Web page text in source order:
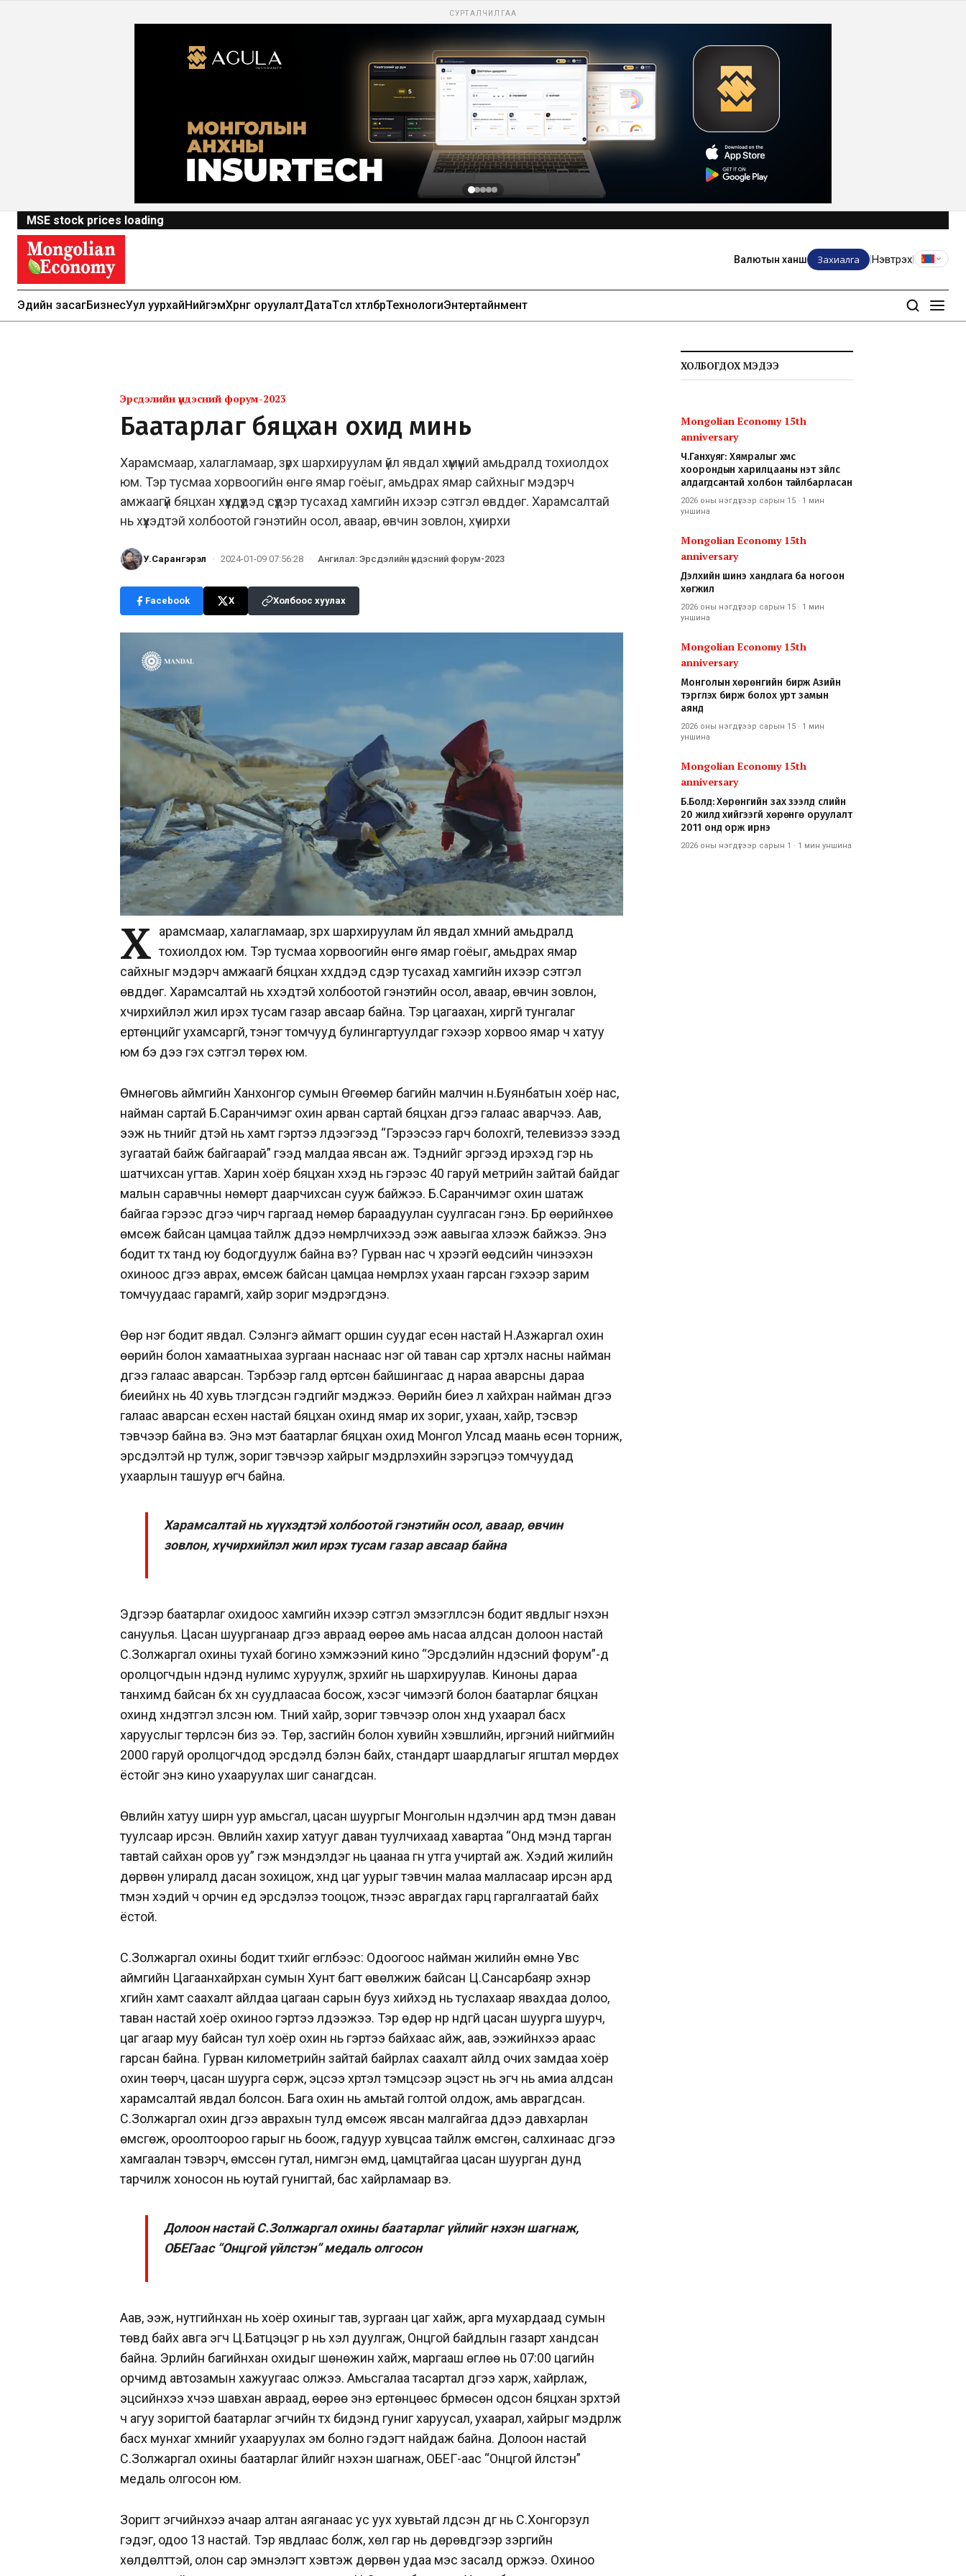
СУРТАЛЧИЛГАА
MSE stock prices loading
Валютын ханш Захиалга Нэвтрэх
Эдийн засагБизнесУул уурхайНийгэмХөрөнгө оруулалтДатаТөсөл хөтөлбөрТехнологиЭнтертайнмент
Эрсдэлийн үндэсний форум-2023
Баатарлаг бяцхан охид минь
Харамсмаар, халагламаар, зүрх шархируулам үйл явдал хүмүүний амьдралд тохиолдох
юм. Тэр тусмаа хорвоогийн өнгө ямар гоёыг, амьдрах ямар сайхныг мэдэрч
амжаагүй бяцхан хүүхдүүдэд сүүдэр тусахад хамгийн ихээр сэтгэл өвддөг. Харамсалтай
нь хүүхэдтэй холбоотой гэнэтийн осол, аваар, өвчин зовлон, хүчирхи
У.Сарангэрэл · 2024-01-09 07:56:28 · Ангилал: Эрсдэлийн үндэсний форум-2023
Facebook X Холбоос хуулах
Х арамсмаар, халагламаар, зүрх шархируулам үйл явдал хүмүүний амьдралд
тохиолдох юм. Тэр тусмаа хорвоогийн өнгө ямар гоёыг, амьдрах ямар
сайхныг мэдэрч амжаагүй бяцхан хүүхдүүдэд сүүдэр тусахад хамгийн ихээр сэтгэл
өвддөг. Харамсалтай нь хүүхэдтэй холбоотой гэнэтийн осол, аваар, өвчин зовлон,
хүчирхийлэл жил ирэх тусам газар авсаар байна. Тэр цагаахан, хиргүй тунгалаг
ертөнцийг ухамсаргүй, тэнэг томчууд булингартуулдаг гэхээр хорвоо ямар ч хатуу
юм бэ дээ гэх сэтгэл төрөх юм.
Өмнөговь аймгийн Ханхонгор сумын Өгөөмөр багийн малчин н.Буянбатын хоёр нас,
найман сартай Б.Саранчимэг охин арван сартай бяцхан дүүгээ галаас аварчээ. Аав,
ээж нь түүнийг дүүтэй нь хамт гэртээ үлдээгээд “Гэрээсээ гарч болохгүй, телевизээ үзээд
зугаатай байж байгаарай” гээд малдаа явсан аж. Тэднийг эргээд ирэхэд гэр нь
шатчихсан угтав. Харин хоёр бяцхан хүүхэд нь гэрээс 40 гаруй метрийн зайтай байдаг
малын саравчны нөмөрт даарчихсан сууж байжээ. Б.Саранчимэг охин шатаж
байгаа гэрээс дүүгээ чирч гаргаад нөмөр бараадуулан суулгасан гэнэ. Бүр өөрийнхөө
өмсөж байсан цамцаа тайлж дүүдээ нөмрүүлчихээд ээж аавыгаа хүлээж байжээ. Энэ
бодит түүх танд юу бодогдуулж байна вэ? Гурван нас ч хүрээгүй өөдсийн чинээхэн
охиноос дүүгээ аврах, өмсөж байсан цамцаа нөмрүүлэх ухаан гарсан гэхээр зарим
томчуудаас гарамгүй, хайр зориг мэдрэгдэнэ.
Өөр нэг бодит явдал. Сэлэнгэ аймагт оршин суудаг есөн настай Н.Азжаргал охин
өөрийн болон хамаатныхаа зургаан наснаас нэг ой таван сар хүртэлх насны найман
дүүгээ галаас аварсан. Тэрбээр галд өртсөн байшингаас дүү нараа аварсны дараа
биеийнх нь 40 хувь түлэгдсэн гэдгийг мэджээ. Өөрийн биеэ үл хайхран найман дүүгээ
галаас аварсан есхөн настай бяцхан охинд ямар их зориг, ухаан, хайр, тэсвэр
тэвчээр байна вэ. Энэ мэт баатарлаг бяцхан охид Монгол Улсад маань өсөн торниж,
эрсдэлтэй нүүр тулж, зориг тэвчээр хайрыг мэдрүүлэхийн зэрэгцээ томчуудад
ухаарлын ташуур өгч байна.
Харамсалтай нь хүүхэдтэй холбоотой гэнэтийн осол, аваар, өвчин
зовлон, хүчирхийлэл жил ирэх тусам газар авсаар байна
Эдгээр баатарлаг охидоос хамгийн ихээр сэтгэл эмзэглүүлсэн бодит явдлыг нэхэн
сануулья. Цасан шуурганаар дүүгээ авраад өөрөө амь насаа алдсан долоон настай
С.Золжаргал охины тухай богино хэмжээний кино “Эрсдэлийн үндэсний форум”-д
оролцогчдын нүдэнд нулимс хуруулж, зүрхийг нь шархируулав. Киноны дараа
танхимд байсан бүх хүн суудлаасаа босож, хэсэг чимээгүй болон баатарлаг бяцхан
охинд хүндэтгэл үзүүлсэн юм. Түүний хайр, зориг тэвчээр олон хүнд ухаарал басхүү
харууслыг төрүүлсэн биз ээ. Төр, засгийн болон хувийн хэвшлийн, иргэний нийгмийн
2000 гаруй оролцогчдод эрсдэлд бэлэн байх, стандарт шаардлагыг ягштал мөрдөх
ёстойг энэ кино ухааруулах шиг санагдсан.
Өвлийн хатуу ширүүн уур амьсгал, цасан шуургыг Монголын нүүдэлчин ард түмэн даван
туулсаар ирсэн. Өвлийн хахир хатууг даван туулчихаад хавартаа “Онд мэнд тарган
тавтай сайхан оров уу” гэж мэндэлдэг нь цаанаа гүн утга учиртай аж. Хэдий жилийн
дөрвөн улиралд дасан зохицож, хүнд цаг уурыг тэвчин малаа малласаар ирсэн ард
түмэн хэдий ч орчин үед эрсдэлээ тооцож, түүнээс аврагдах гарц гаргалгаатай байх
ёстой.
С.Золжаргал охины бодит түүхийг өгүүлбээс: Одоогоос найман жилийн өмнө Увс
аймгийн Цагаанхайрхан сумын Хунт багт өвөлжиж байсан Ц.Сансарбаяр эхнэр
хүүгийн хамт саахалт айлдаа цагаан сарын бууз хийхэд нь туслахаар явахдаа долоо,
таван настай хоёр охиноо гэртээ үлдээжээ. Тэр өдөр нүүр нүдгүй цасан шуурга шуурч,
цаг агаар муу байсан тул хоёр охин нь гэртээ байхаас айж, аав, ээжийнхээ араас
гарсан байна. Гурван километрийн зайтай байрлах саахалт айлд очих замдаа хоёр
охин төөрч, цасан шуурга сөрж, эцсээ хүртэл тэмцсээр эцэст нь эгч нь амиа алдсан
харамсалтай явдал болсон. Бага охин нь амьтай голтой олдож, амь аврагдсан.
С.Золжаргал охин дүүгээ аврахын тулд өмсөж явсан малгайгаа дүүдээ давхарлан
өмсгөж, ороолтоороо гарыг нь боож, гадуур хувцсаа тайлж өмсгөн, салхинаас дүүгээ
хамгаалан тэвэрч, өмссөн гутал, нимгэн өмд, цамцтайгаа цасан шуурган дунд
тарчилж хоносон нь юутай гунигтай, бас хайрламаар вэ.
Долоон настай С.Золжаргал охины баатарлаг үйлийг нэхэн шагнаж,
ОБЕГаас “Онцгой үйлстэн” медаль олгосон
Аав, ээж, нутгийнхан нь хоёр охиныг тав, зургаан цаг хайж, арга мухардаад сумын
төвд байх авга эгч Ц.Батцэцэг рүү нь хэл дуулгаж, Онцгой байдлын газарт хандсан
байна. Эрлийн багийнхан охидыг шөнөжин хайж, маргааш өглөө нь 07:00 цагийн
орчимд автозамын хажуугаас олжээ. Амьсгалаа тасартал дүүгээ харж, хайрлаж,
эцсийнхээ хүчээ шавхан авраад, өөрөө энэ ертөнцөөс бүрмөсөн одсон бяцхан зүрхтэй
ч агуу зоригтой баатарлаг эгчийн түүх бидэнд гуниг харуусал, ухаарал, хайрыг мэдрүүлж
басхүү мунхаг хүмүүнийг ухааруулах эм болно гэдэгт найдаж байна. Долоон настай
С.Золжаргал охины баатарлаг үйлийг нэхэн шагнаж, ОБЕГ-аас “Онцгой үйлстэн”
медаль олгосон юм.
Зоригт эгчийнхээ ачаар алтан аяганаас ус уух хувьтай үлдсэн дүүг нь С.Хонгорзул
гэдэг, одоо 13 настай. Тэр явдлаас болж, хөл гар нь дөрөвдүгээр зэргийн
хөлдөлттэй, олон сар эмнэлэгт хэвтэж дөрвөн удаа мэс засалд оржээ. Охиноо
ХОЛБОГДОХ МЭДЭЭ
Mongolian Economy 15th
anniversary
Ч.Ганхуяг: Хямралыг хүмүүс
хоорондын харилцааны үнэт зүйлс
алдагдсантай холбон тайлбарласан
2026 оны нэгдүгээр сарын 15 · 1 мин
уншина
Mongolian Economy 15th
anniversary
Дэлхийн шинэ хандлага ба ногоон
хөгжил
2026 оны нэгдүгээр сарын 15 · 1 мин
уншина
Mongolian Economy 15th
anniversary
Монголын хөрөнгийн бирж Азийн
тэргүүлэх бирж болох урт замын
аянд
2026 оны нэгдүгээр сарын 15 · 1 мин
уншина
Mongolian Economy 15th
anniversary
Б.Болд: Хөрөнгийн зах зээлд сүүлийн
20 жилд хийгээгүй хөрөнгө оруулалт
2011 онд орж ирнэ
2026 оны нэгдүгээр сарын 1 · 1 мин уншина